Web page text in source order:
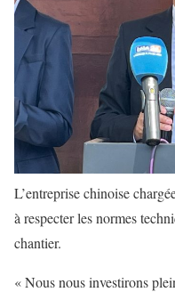
L’entreprise chinoise
à respecter les normes
chantier.
« Nous nous investirons